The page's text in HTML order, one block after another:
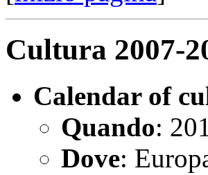
Cultura 2007-
Calendar of
Quando:
Dove: